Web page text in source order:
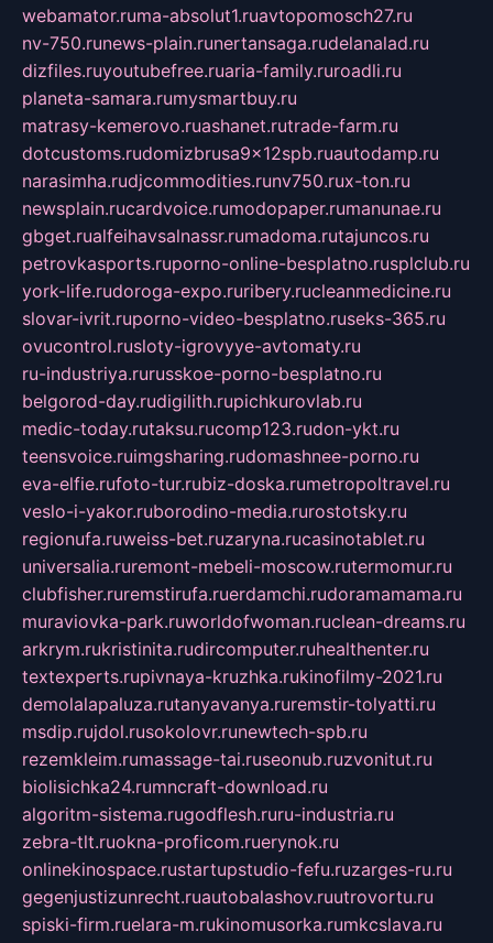
webamator.ruma-absolut1.ruavtopomosch27.ru
nv-750.runews-plain.runertansaga.rudelanalad.ru
dizfiles.ruyoutubefree.ruaria-family.ruroadli.ru
planeta-samara.rumysmartbuy.ru
matrasy-kemerovo.ruashanet.rutrade-farm.ru
dotcustoms.rudomizbrusa9x12spb.ruautodamp.ru
narasimha.rudjcommodities.runv750.rux-ton.ru
newsplain.rucardvoice.rumodopaper.rumanunae.ru
gbget.rualfeihavsalnassr.rumadoma.rutajuncos.ru
petrovkasports.ruporno-online-besplatno.rusplclub.ru
york-life.rudoroga-expo.ruribery.rucleanmedicine.ru
slovar-ivrit.ruporno-video-besplatno.ruseks-365.ru
ovucontrol.rusloty-igrovyye-avtomaty.ru
ru-industriya.rurusskoe-porno-besplatno.ru
belgorod-day.rudigilith.rupichkurovlab.ru
medic-today.rutaksu.rucomp123.rudon-ykt.ru
teensvoice.ruimgsharing.rudomashnee-porno.ru
eva-elfie.rufoto-tur.rubiz-doska.rumetropoltravel.ru
veslo-i-yakor.ruborodino-media.rurostotsky.ru
regionufa.ruweiss-bet.ruzaryna.rucasinotablet.ru
universalia.ruremont-mebeli-moscow.rutermomur.ru
clubfisher.ruremstirufa.ruerdamchi.rudoramamama.ru
muraviovka-park.ruworldofwoman.ruclean-dreams.ru
arkrym.rukristinita.rudircomputer.ruhealthenter.ru
textexperts.rupivnaya-kruzhka.rukinofilmy-2021.ru
demolalapaluza.rutanyavanya.ruremstir-tolyatti.ru
msdip.rujdol.rusokolovr.runewtech-spb.ru
rezemkleim.rumassage-tai.ruseonub.ruzvonitut.ru
biolisichka24.rumncraft-download.ru
algoritm-sistema.rugodflesh.ruru-industria.ru
zebra-tlt.ruokna-proficom.ruerynok.ru
onlinekinospace.rustartupstudio-fefu.ruzarges-ru.ru
gegenjustizunrecht.ruautobalashov.ruutrovortu.ru
spiski-firm.ruelara-m.rukinomusorka.rumkcslava.ru